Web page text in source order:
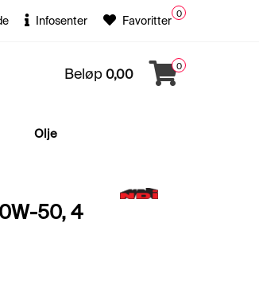
Infosenter 0
Favoritter
Beløp0,00 0
Olje
50, 4